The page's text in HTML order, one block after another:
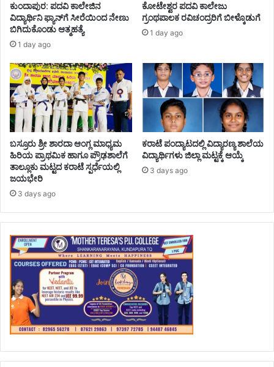
ಕುಂದಾಪುರ: ಪದವಿ ಕಾಲೇಜಿನ
ವಿದ್ಯಾರ್ಥಿನಿ ಫ್ಯಾನ್‌ಗೆ ಸೀರೆಯಿಂದ ನೇಣು
ಬಿಗಿದುಕೊಂಡು ಆತ್ಮಹತ್ಯೆ
1 day ago
ಕೋಟೇಶ್ವರ ಪದವಿ ಕಾಲೇಜು
ಗ್ರಂಥಪಾಲಕ ರವಿಚಂದ್ರರಿಗೆ ಬೀಳ್ಕೊಡುಗೆ
1 day ago
ಬಸ್ರೂರು ಶ್ರೀ ಶಾರದಾ ಆಂಗ್ಲ ಮಾಧ್ಯಮ
ಹಿರಿಯ ಪ್ರಾಥಮಿಕ ಹಾಗೂ ಪ್ರೌಢಶಾಲೆಗೆ
ತಾಲ್ಲೂಕು ಮಟ್ಟದ ಕರಾಟೆ ಸ್ಪರ್ಧೆಯಲ್ಲಿ
ಜಯಭೇರಿ
3 days ago
ಕರಾಟೆ ಪಂದ್ಯಾಟದಲ್ಲಿ ವಿದ್ಯಾರಣ್ಯ ಶಾಲೆಯ
ವಿದ್ಯಾರ್ಥಿಗಳು ಜಿಲ್ಲಾ ಮಟ್ಟಕ್ಕೆ ಆಯ್ಕೆ
3 days ago